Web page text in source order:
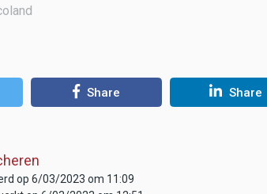
Share Share
op 6/03/2023 om 11:09